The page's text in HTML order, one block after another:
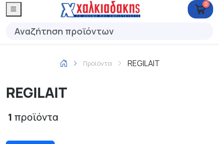
0
Προϊόντα REGILAIT
REGILAIT
1 προϊόντα